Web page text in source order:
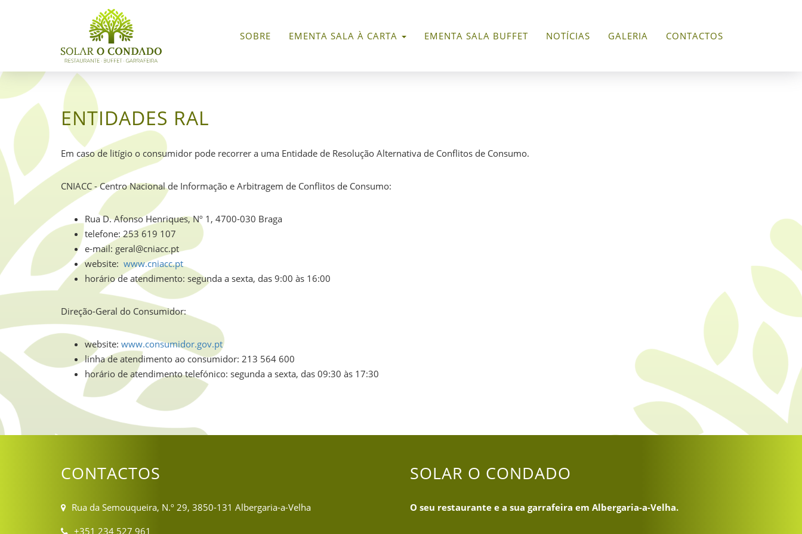
SOBRE EMENTA SALA À CARTA EMENTA SALA BUFFET NOTÍCIAS GALERIA CONTACTOS
ENTIDADES RAL
Em caso de litígio o consumidor pode recorrer a uma Entidade de Resolução Alternativa de Conflitos de Consumo.
CNIACC - Centro Nacional de Informação e Arbitragem de Conflitos de Consumo:
Rua D. Afonso Henriques, Nº 1, 4700-030 Braga
telefone: 253 619 107
e-mail: geral@cniacc.pt
website: www.cniacc.pt
horário de atendimento: segunda a sexta, das 9:00 às 16:00
Direção-Geral do Consumidor:
website: www.consumidor.gov.pt
linha de atendimento ao consumidor: 213 564 600
horário de atendimento telefónico: segunda a sexta, das 09:30 às 17:30
CONTACTOS
Rua da Semouqueira, N.º 29, 3850-131 Albergaria-a-Velha
+351 234 527 961
SOLAR O CONDADO
O seu restaurante e a sua garrafeira em Albergaria-a-Velha.